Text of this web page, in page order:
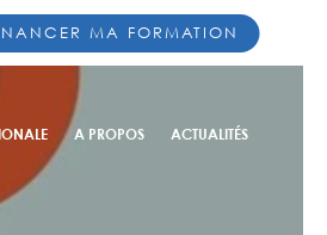
A PROPOS ACTUALITÉS
MA FORMATION